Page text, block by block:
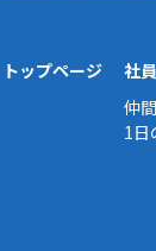
トップページ
社
仲
1日